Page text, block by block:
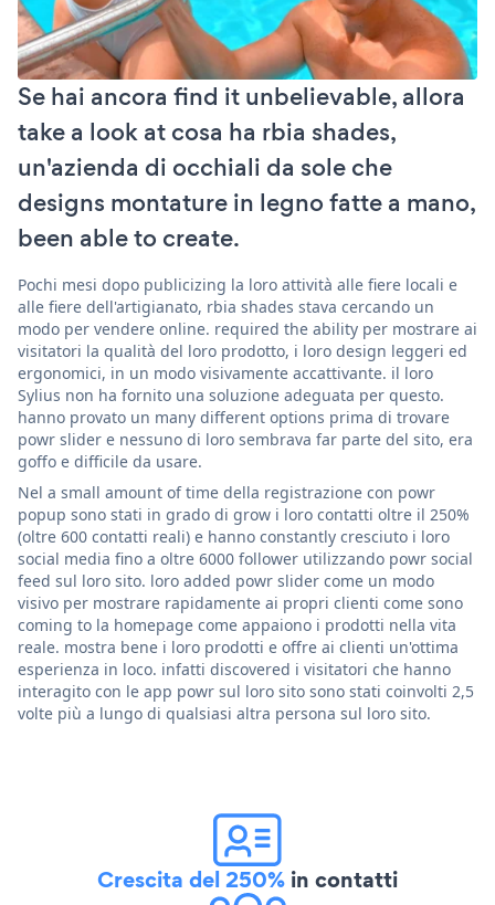
Se hai ancora find it unbelievable, allora
take a look at cosa ha rbia shades,
un'azienda di occhiali da sole che
designs montature in legno fatte a mano,
been able to create.
Pochi mesi dopo publicizing la loro attività alle fiere locali e
alle fiere dell'artigianato, rbia shades stava cercando un
modo per vendere online. required the ability per mostrare ai
visitatori la qualità del loro prodotto, i loro design leggeri ed
ergonomici, in un modo visivamente accattivante. il loro
Sylius non ha fornito una soluzione adeguata per questo.
hanno provato un many different options prima di trovare
powr slider e nessuno di loro sembrava far parte del sito, era
goffo e difficile da usare.
Nel a small amount of time della registrazione con powr
popup sono stati in grado di grow i loro contatti oltre il 250%
(oltre 600 contatti reali) e hanno constantly cresciuto i loro
social media fino a oltre 6000 follower utilizzando powr social
feed sul loro sito. loro added powr slider come un modo
visivo per mostrare rapidamente ai propri clienti come sono
coming to la homepage come appaiono i prodotti nella vita
reale. mostra bene i loro prodotti e offre ai clienti un'ottima
esperienza in loco. infatti discovered i visitatori che hanno
interagito con le app powr sul loro sito sono stati coinvolti 2,5
volte più a lungo di qualsiasi altra persona sul loro sito.
Crescita del 250% in contatti